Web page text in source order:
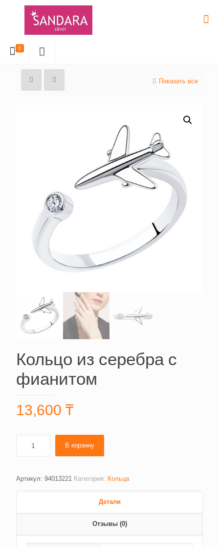
0
Показать все
Кольцо из серебра с
фианитом
13,600 ₸
В корзину
Артикул: 94013221 Категория: Кольца
Детали
Отзывы (0)